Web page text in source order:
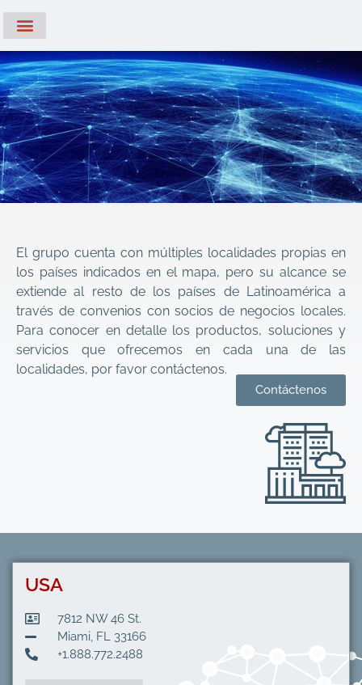
El grupo cuenta con múltiples localidades propias en
los países indicados en el mapa, pero su alcance se
extiende al resto de los países de Latinoamérica a
través de convenios con socios de negocios locales.
Para conocer en detalle los productos, soluciones y
servicios que ofrecemos en cada una de las
localidades, por favor contáctenos.
Contáctenos
USA
7812 NW 46 St.
Miami, FL 33166
+1.888.772.2488